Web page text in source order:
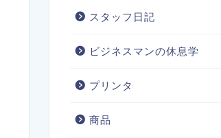
スタッフ日記
ビジネスマンの休息学
プリンタ
商品